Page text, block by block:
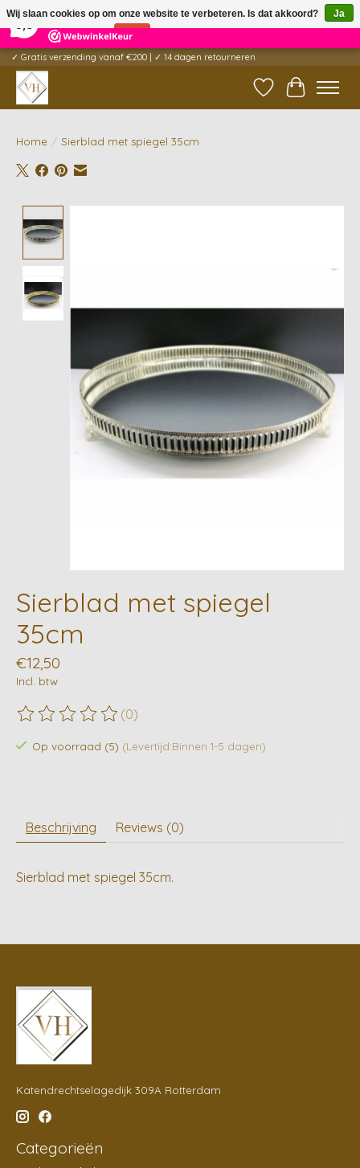
5 Reviews ×
✓ Gratis verzending vanaf €200 | ✓ 14 dagen retourneren
Verlanglijst
Home / Sierblad met spiegel 35cm
Sierblad met spiegel
35cm
€12,50
Incl. btw
De beoordeling van dit product is
(0)
Op voorraad (5) (Levertijd:Binnen 1-5 dagen)
Beschrijving Reviews (0)
Sierblad met spiegel 35cm.
Katendrechtselagedijk 309A Rotterdam
Categorieën
Wij slaan cookies op om onze website te verbeteren. Is dat akkoord?
Ja
Nee